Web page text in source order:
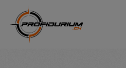
Zum Hauptinhalt springen